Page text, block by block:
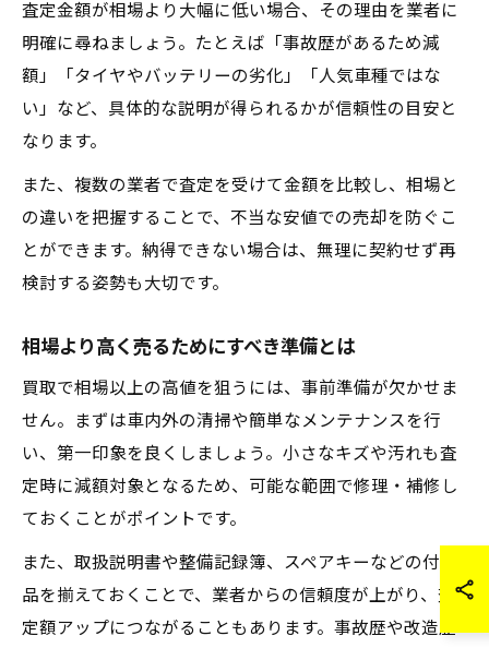
査定金額が相場より大幅に低い場合、その理由を業者に
明確に尋ねましょう。たとえば「事故歴があるため減
額」「タイヤやバッテリーの劣化」「人気車種ではな
い」など、具体的な説明が得られるかが信頼性の目安と
なります。
また、複数の業者で査定を受けて金額を比較し、相場と
の違いを把握することで、不当な安値での売却を防ぐこ
とができます。納得できない場合は、無理に契約せず再
検討する姿勢も大切です。
相場より高く売るためにすべき準備とは
買取で相場以上の高値を狙うには、事前準備が欠かせま
せん。まずは車内外の清掃や簡単なメンテナンスを行
い、第一印象を良くしましょう。小さなキズや汚れも査
定時に減額対象となるため、可能な範囲で修理・補修し
ておくことがポイントです。
また、取扱説明書や整備記録簿、スペアキーなどの付属
品を揃えておくことで、業者からの信頼度が上がり、査
定額アップにつながることもあります。事故歴や改造歴